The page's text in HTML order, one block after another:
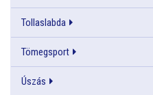
Tollaslabda
Tömegsport
Úszás